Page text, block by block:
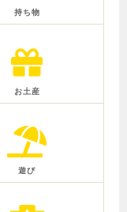
持ち物
お土産
遊び